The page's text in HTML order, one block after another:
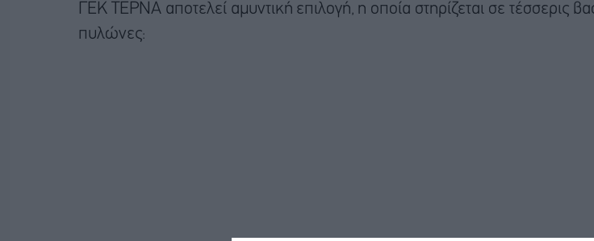
ΓΕΚ ΤΕΡΝΑ αποτελεί αμυντική επιλογή, η οποία στηρίζεται σε τέσσερις
πυλώνες: